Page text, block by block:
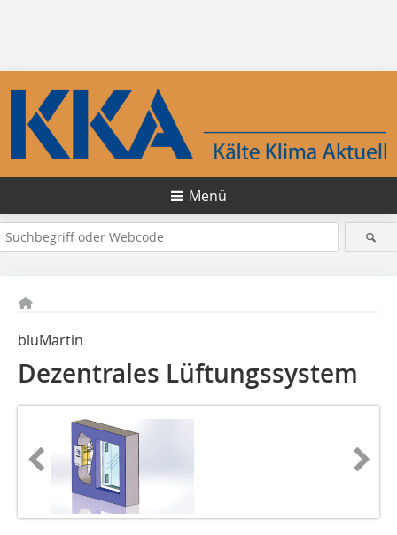
Menü
bluMartin
Dezentrales Lüftungssystem